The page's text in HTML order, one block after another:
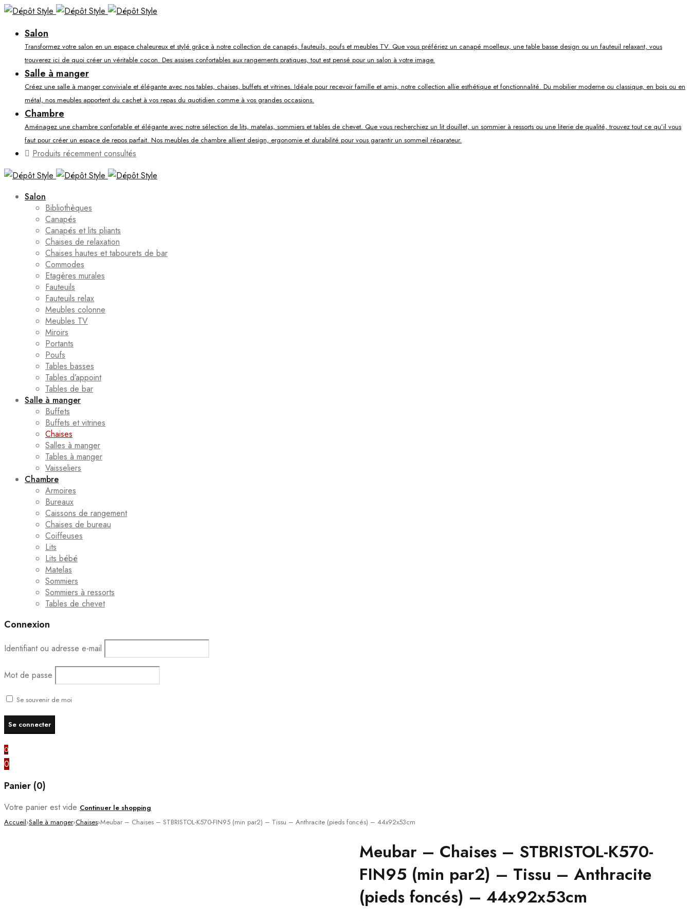
Salon
Transformez votre salon en un espace chaleureux et stylé grâce à notre collection de canapés, fauteuils, poufs et meubles TV. Que vous préfériez un canapé moelleux, une table basse design ou un fauteuil relaxant, vous
trouverez ici de quoi créer un véritable cocon. Des assises confortables aux rangements pratiques, tout est pensé pour un salon à votre image.
Salle à manger
Créez une salle à manger conviviale et élégante avec nos tables, chaises, buffets et vitrines. Idéale pour recevoir famille et amis, notre collection allie esthétique et fonctionnalité. Du mobilier moderne ou classique, en bois ou en
métal, nos meubles apportent du cachet à vos repas du quotidien comme à vos grandes occasions.
Chambre
Aménagez une chambre confortable et élégante avec notre sélection de lits, matelas, sommiers et tables de chevet. Que vous recherchiez un lit douillet, un sommier à ressorts ou une literie de qualité, trouvez tout ce qu’il vous
faut pour créer un espace de repos parfait. Nos meubles de chambre allient design, ergonomie et durabilité pour vous garantir un sommeil réparateur.
Produits récemment consultés
Salon
Bibliothèques
Canapés
Canapés et lits pliants
Chaises de relaxation
Chaises hautes et tabourets de bar
Commodes
Etagères murales
Fauteuils
Fauteuils relax
Meubles colonne
Meubles TV
Miroirs
Portants
Poufs
Tables basses
Tables d’appoint
Tables de bar
Salle à manger
Buffets
Buffets et vitrines
Chaises
Salles à manger
Tables à manger
Vaisseliers
Chambre
Armoires
Bureaux
Caissons de rangement
Chaises de bureau
Coiffeuses
Lits
Lits bébé
Matelas
Sommiers
Sommiers à ressorts
Tables de chevet
Connexion
Identifiant ou adresse e-mail
Mot de passe
Se souvenir de moi
0
0
Panier (0)
Votre panier est vide Continuer le shopping
Accueil›Salle à manger›Chaises›Meubar – Chaises – STBRISTOL-K570-FIN95 (min par2) – Tissu – Anthracite (pieds foncés) – 44x92x53cm
Meubar – Chaises – STBRISTOL-K570-
FIN95 (min par2) – Tissu – Anthracite
(pieds foncés) – 44x92x53cm